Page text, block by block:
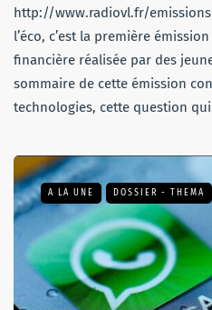
http://www.radiovl.fr/
l’éco, c’est la première
financière réalisée par des
sommaire de cette émission
technologies, cette question
A LA UNE DOSSIER - THEMA